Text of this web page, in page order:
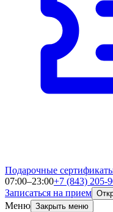
Подарочные
07:00–23:00+7 (843) 205-
Записаться на прием
Меню Закрыть меню